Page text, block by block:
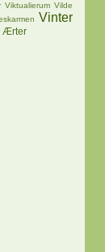
Viktualierum Vilde
Vinter
Ærter